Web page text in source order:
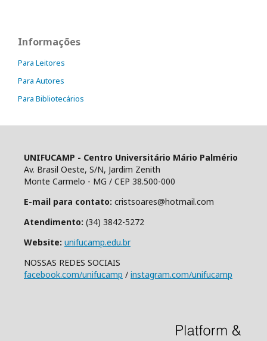
Informações
Para Leitores
Para Autores
Para Bibliotecários
UNIFUCAMP - Centro Universitário Mário Palmério
Av. Brasil Oeste, S/N, Jardim Zenith
Monte Carmelo - MG / CEP 38.500-000
E-mail para contato: cristsoares@hotmail.com
Atendimento: (34) 3842-5272
Website: unifucamp.edu.br
NOSSAS REDES SOCIAIS
facebook.com/unifucamp / instagram.com/unifucamp